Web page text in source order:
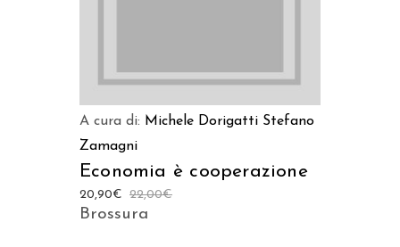
A cura di: Michele Dorigatti Stefano
Zamagni
Economia è cooperazione
22,00€
20,90€
Brossura